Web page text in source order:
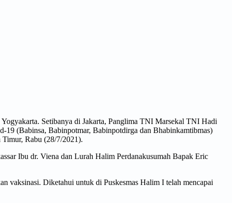
Setibanya di Jakarta, Panglima TNI Marsekal TNI Hadi
(Babinsa, Babinpotmar, Babinpotdirga dan Bhabinkamtibmas)
Timur, Rabu (28/7/2021).
Ibu dr. Viena dan Lurah Halim Perdanakusumah Bapak Eric
vaksinasi. Diketahui untuk di Puskesmas Halim I telah mencapai